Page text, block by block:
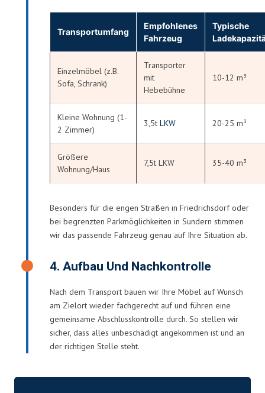
Transportumfang
Empfohlenes
Fahrzeug
Typische
Einzelmöbel (z.B.
Sofa, Schrank)
Transporter
mit
Hebebühne
10-12 m³
Kleine Wohnung (1-
2 Zimmer)
3,5t LKW 20-25 m³
Größere
Wohnung/Haus
7,5t LKW 35-40 m³
Besonders für die engen Straßen in Friedrichsdorf oder
bei begrenzten Parkmöglichkeiten in Sundern stimmen
wir das passende Fahrzeug genau auf Ihre Situation ab.
4. Aufbau Und Nachkontrolle
Nach dem Transport bauen wir Ihre Möbel auf Wunsch
am Zielort wieder fachgerecht auf und führen eine
gemeinsame Abschlusskontrolle durch. So stellen wir
sicher, dass alles unbeschädigt angekommen ist und an
der richtigen Stelle steht.